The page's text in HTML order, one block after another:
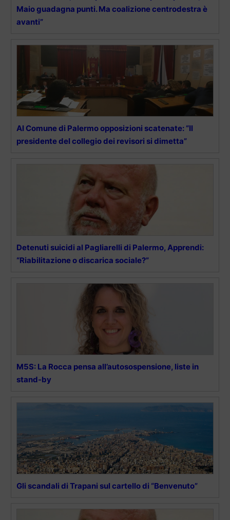
Maio guadagna punti. Ma coalizione centrodestra è
avanti”
Al Comune di Palermo opposizioni scatenate: “Il
presidente del collegio dei revisori si dimetta”
Detenuti suicidi al Pagliarelli di Palermo, Apprendi:
“Riabilitazione o discarica sociale?”
M5S: La Rocca pensa all’autosospensione, liste in
stand-by
Gli scandali di Trapani sul cartello di “Benvenuto”